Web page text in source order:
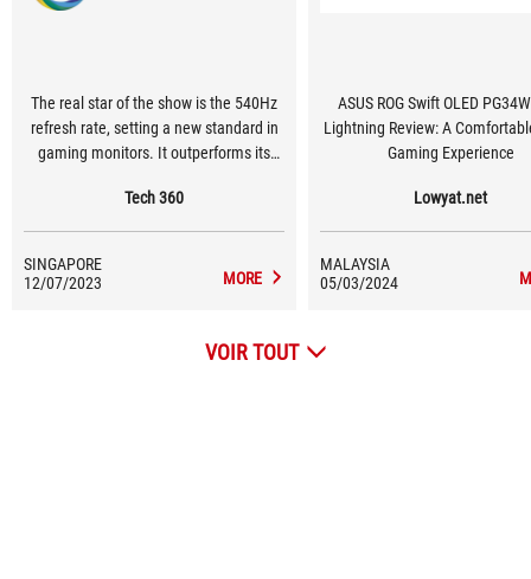
The real star of the show is the 540Hz
refresh rate, setting a new standard in
gaming monitors. It outperforms its
especially in fast-paced FPS games like
Valorant and CS2.
Tech 360
SINGAPORE
12/07/2023
MORE
ASUS ROG Swift OLED
Lightning Review: A
Gaming Experience
Lowyat.net
MALAYSIA
05/03/2024
VOIR TOUT